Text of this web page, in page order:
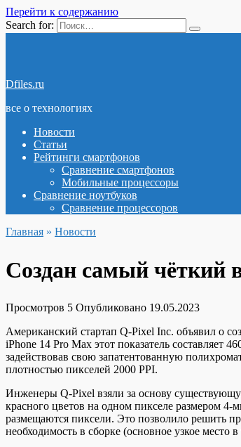
Перейти к содержанию
Search for:
Dfiles.ru
все о технологиях
Новости
Статьи
Рейтинги смартфонов
Сравнение смартфонов
Мобильные процессоры
Сравнение ноутбуков
Сравнение процессоров
Главная » Новости
Создан самый чёткий
Просмотров 5 Опубликовано 19.05.2023
Американский стартап Q-Pixel Inc. объявил о
iPhone 14 Pro Max этот показатель составляет
задействовав свою запатентованную
плотностью пикселей 2000 PPI.
Инженеры Q-Pixel взяли за основу
красного цветов на одном пикселе размером
размещаются пиксели. Это позволило решить
необходимость в сборке (основное узкое